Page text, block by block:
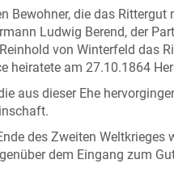
Bewohner, die das
Ludwig Berend, der
von Winterfeld das
heiratete am 27.10.1864
aus dieser Ehe
des Zweiten
dem Eingang zum